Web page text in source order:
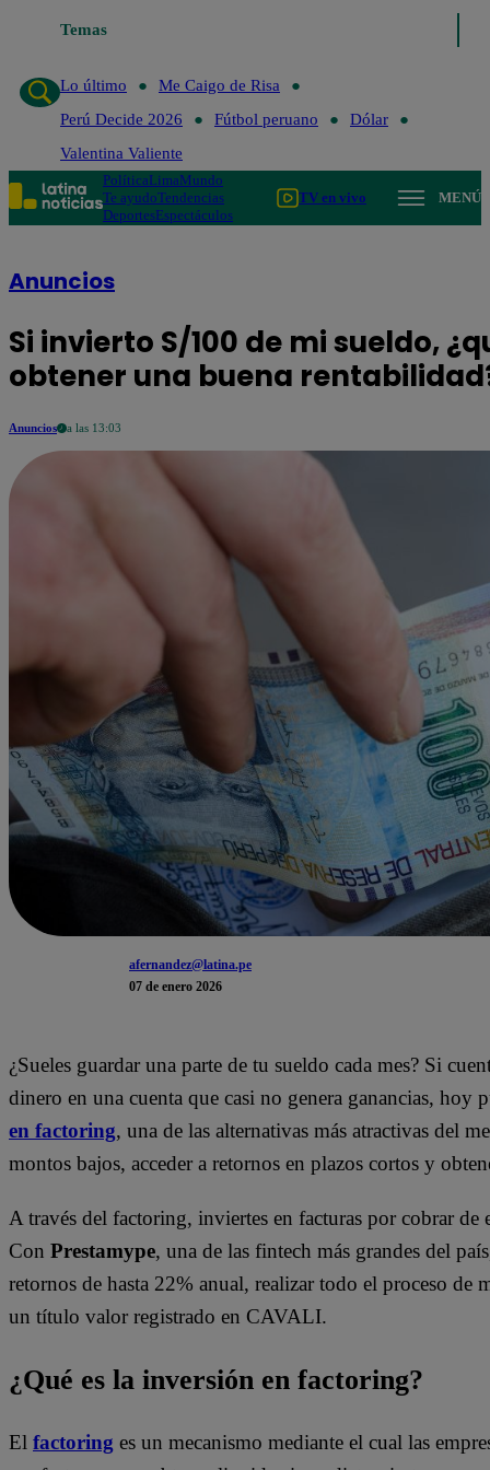
Temas
Lo último
Me Caigo de Risa
Perú Decide 2026
Fútbol peruano
Dólar
Valentina Valiente
PolíticaLimaMundo
Te ayudoTendencias
DeportesEspectáculos
TV en vivo MENÚ
Anuncios
Si invierto S/100 de mi sueldo,
obtener una buena
Anuncios a las 13:03
afernandez@latina.pe
07 de enero 2026
¿Sueles guardar una parte de tu sueldo cada mes? Si
dinero en una cuenta que casi no genera ganancias, hoy
en factoring, una de las alternativas más atractivas del
montos bajos, acceder a retornos en plazos cortos y
A través del factoring, inviertes en facturas por cobrar de
Con Prestamype, una de las fintech más grandes del
retornos de hasta 22% anual, realizar todo el proceso
un título valor registrado en CAVALI.
¿Qué es la inversión en factoring?
El factoring es un mecanismo mediante el cual las